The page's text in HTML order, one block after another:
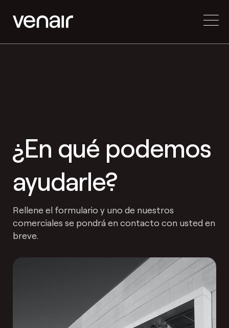
¿En qué podemos
ayudarle?
Rellene el formulario y uno de nuestros
comerciales se pondrá en contacto con usted en
breve.